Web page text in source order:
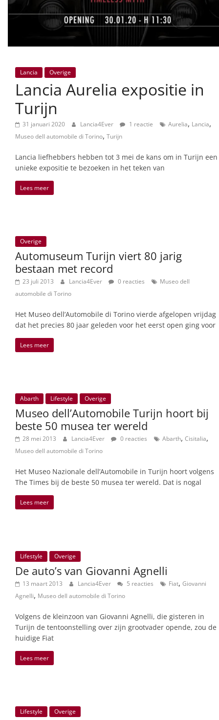
Lancia Overige
Lancia Aurelia expositie in
Turijn
31 januari 2020 Lancia4Ever 1 reactie Aurelia, Lancia,
Museo dell automobile di Torino, Turijn
Lancia liefhebbers hebben tot 3 mei de kans om in Turijn een
unieke expositie te bezoeken in het teken van
Lees meer
Overige
Automuseum Turijn viert 80 jarig
bestaan met record
23 juli 2013 Lancia4Ever 0 reacties
Museo dell
automobile di Torino
Het Museo dell’Automobile di Torino vierde afgelopen vrijdag
dat het precies 80 jaar geleden voor het eerst open ging voor
Lees meer
Abarth Lifestyle Overige
Museo dell’Automobile Turijn hoort bij
beste 50 musea ter wereld
28 mei 2013 Lancia4Ever 0 reacties Abarth, Cisitalia,
Museo dell automobile di Torino
Het Museo Nazionale dell’Automobile in Turijn hoort volgens
The Times bij de beste 50 musea ter wereld. Dat is nogal
Lees meer
Lifestyle Overige
De auto’s van Giovanni Agnelli
13 maart 2013 Lancia4Ever 5 reacties Fiat, Giovanni
Agnelli, Museo dell automobile di Torino
Volgens de kleinzoon van Giovanni Agnelli, die gisteren in
Turijn de tentoonstelling over zijn grootvader opende, zou de
huidige Fiat
Lees meer
Lifestyle Overige